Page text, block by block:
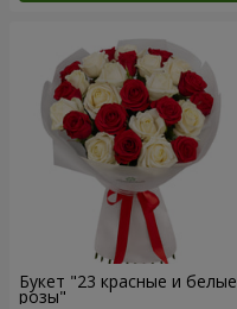
Букет "23 красные и белые
розы"